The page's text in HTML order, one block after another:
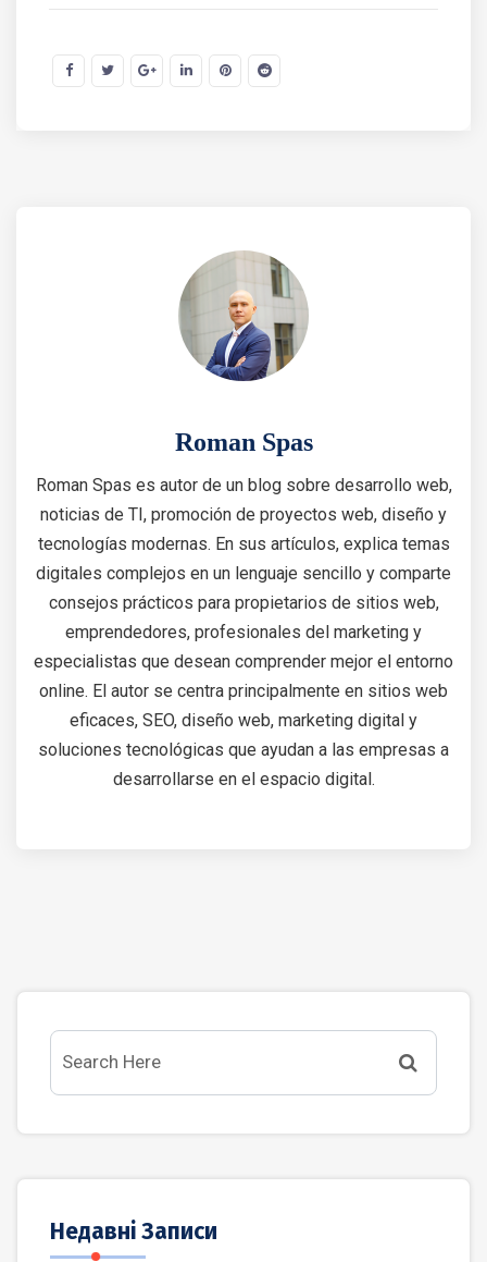
Roman Spas
Roman Spas es autor de un blog sobre desarrollo web,
noticias de TI, promoción de proyectos web, diseño y
tecnologías modernas. En sus artículos, explica temas
digitales complejos en un lenguaje sencillo y comparte
consejos prácticos para propietarios de sitios web,
emprendedores, profesionales del marketing y
especialistas que desean comprender mejor el entorno
online. El autor se centra principalmente en sitios web
eficaces, SEO, diseño web, marketing digital y
soluciones tecnológicas que ayudan a las empresas a
desarrollarse en el espacio digital.
Недавні Записи